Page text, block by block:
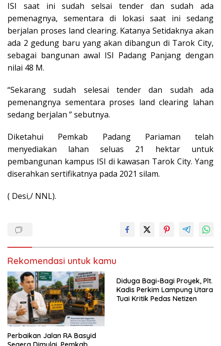
ISI saat ini sudah selsai tender dan sudah ada
pemenagnya, sementara di lokasi saat ini sedang
berjalan proses land clearing. Katanya Setidaknya akan
ada 2 gedung baru yang akan dibangun di Tarok City,
sebagai bangunan awal ISI Padang Panjang dengan
nilai 48 M.
“Sekarang sudah selesai tender dan sudah ada
pemenangnya sementara proses land clearing lahan
sedang berjalan ” sebutnya.
Diketahui Pemkab Padang Pariaman telah
menyediakan lahan seluas 21 hektar untuk
pembangunan kampus ISI di kawasan Tarok City. Yang
diserahkan sertifikatnya pada 2021 silam.
( Desi,/ NNL).
Rekomendasi untuk kamu
Perbaikan Jalan RA Basyid
Diduga Bagi-Bagi Proyek, Plt.
Kadis Perkim Lampung Utara
Tuai Kritik Pedas Netizen